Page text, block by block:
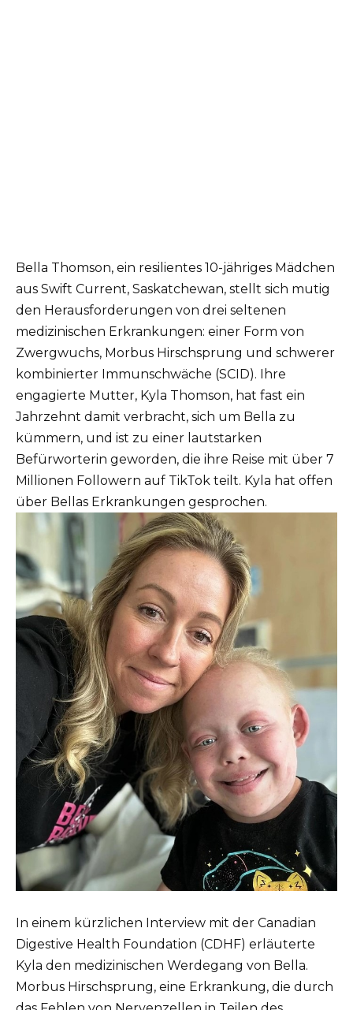
Bella Thomson, ein resilientes 10-jähriges Mädchen
aus Swift Current, Saskatchewan, stellt sich mutig
den Herausforderungen von drei seltenen
medizinischen Erkrankungen: einer Form von
Zwergwuchs, Morbus Hirschsprung und schwerer
kombinierter Immunschwäche (SCID). Ihre
engagierte Mutter, Kyla Thomson, hat fast ein
Jahrzehnt damit verbracht, sich um Bella zu
kümmern, und ist zu einer lautstarken
Befürworterin geworden, die ihre Reise mit über 7
Millionen Followern auf TikTok teilt. Kyla hat offen
über Bellas Erkrankungen gesprochen.
In einem kürzlichen Interview mit der Canadian
Digestive Health Foundation (CDHF) erläuterte
Kyla den medizinischen Werdegang von Bella.
Morbus Hirschsprung, eine Erkrankung, die durch